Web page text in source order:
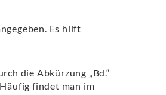
Es hilft
die Abkürzung „Bd.“
findet man im